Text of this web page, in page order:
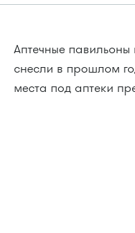
Аптечные павильоны
снесли в прошлом
места под аптеки